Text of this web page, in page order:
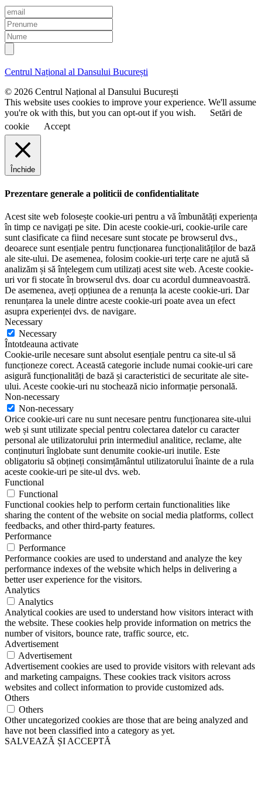
E
m
a
i
l
P
r
e
n
m
N
u
m
e
Centrul Național al Dansului București
© 2026 Centrul Național al Dansului București
This website uses cookies to improve your experience. We'll assume
you're ok with this, but you can opt-out if you wish.
Setări de
cookie
Accept
Închide
Prezentare generale a politicii de confidentialitate
Acest site web folosește cookie-uri pentru a vă îmbunătăți experiența
în timp ce navigați pe site. Din aceste cookie-uri, cookie-urile care
sunt clasificate ca fiind necesare sunt stocate pe browserul dvs.,
deoarece sunt esențiale pentru funcționarea funcționalităților de bază
ale site-ului. De asemenea, folosim cookie-uri terțe care ne ajută să
analizăm și să înțelegem cum utilizați acest site web. Aceste cookie-
uri vor fi stocate în browserul dvs. doar cu acordul dumneavoastră.
De asemenea, aveți opțiunea de a renunța la aceste cookie-uri. Dar
renunțarea la unele dintre aceste cookie-uri poate avea un efect
asupra experienței dvs. de navigare.
Necessary
Necessary
Întotdeauna activate
Cookie-urile necesare sunt absolut esențiale pentru ca site-ul să
funcționeze corect. Această categorie include numai cookie-uri care
asigură funcționalități de bază și caracteristici de securitate ale site-
ului. Aceste cookie-uri nu stochează nicio informație personală.
Non-necessary
Non-necessary
Orice cookie-uri care nu sunt necesare pentru funcționarea site-ului
web și sunt utilizate special pentru colectarea datelor cu caracter
personal ale utilizatorului prin intermediul analitice, reclame, alte
conținuturi înglobate sunt denumite cookie-uri inutile. Este
obligatoriu să obțineți consimțământul utilizatorului înainte de a rula
aceste cookie-uri pe site-ul dvs. web.
Functional
Functional
Functional cookies help to perform certain functionalities like
sharing the content of the website on social media platforms, collect
feedbacks, and other third-party features.
Performance
Performance
Performance cookies are used to understand and analyze the key
performance indexes of the website which helps in delivering a
better user experience for the visitors.
Analytics
Analytics
Analytical cookies are used to understand how visitors interact with
the website. These cookies help provide information on metrics the
number of visitors, bounce rate, traffic source, etc.
Advertisement
Advertisement
Advertisement cookies are used to provide visitors with relevant ads
and marketing campaigns. These cookies track visitors across
websites and collect information to provide customized ads.
Others
Others
Other uncategorized cookies are those that are being analyzed and
have not been classified into a category as yet.
SALVEAZĂ ȘI ACCEPTĂ